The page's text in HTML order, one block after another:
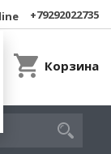
+79292022735
Корзина